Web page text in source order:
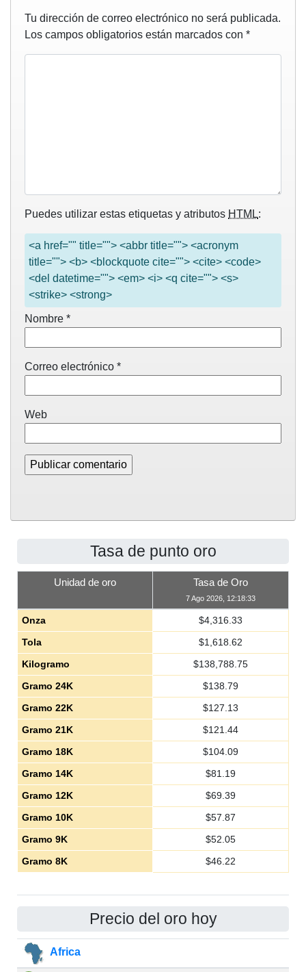
Tu dirección de correo electrónico no será publicada.
Los campos obligatorios están marcados con *
Puedes utilizar estas etiquetas y atributos HTML:
<a href="" title=""> <abbr title=""> <acronym
title=""> <b> <blockquote cite=""> <cite> <code>
<del datetime=""> <em> <i> <q cite=""> <s>
<strike> <strong>
Nombre *
Correo electrónico *
Web
Tasa de punto oro
Unidad de oro Tasa de Oro
7 Ago 2026, 12:18:33
Onza $4,316.33
Tola
$1,618.62
Kilogramo
$138,788.75
Gramo 24K
$138.79
Gramo 22K
$127.13
Gramo 21K
$121.44
Gramo 18K
$104.09
Gramo 14K
$81.19
Gramo 12K
$69.39
Gramo 10K
$57.87
Gramo 9K
$52.05
Gramo 8K
$46.22
Precio del oro hoy
Africa